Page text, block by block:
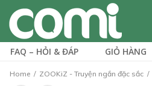
FAQ – HỎI & ĐÁP GIỎ HÀNG
Home ZOOKiZ - Truyện ngắn đặc sắc